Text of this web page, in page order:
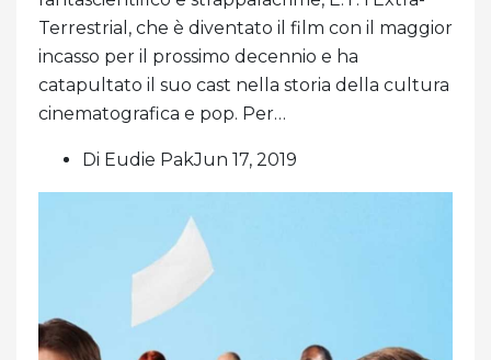
Terrestrial, che è diventato il film con il maggior
incasso per il prossimo decennio e ha
catapultato il suo cast nella storia della cultura
cinematografica e pop. Per…
Di Eudie PakJun 17, 2019